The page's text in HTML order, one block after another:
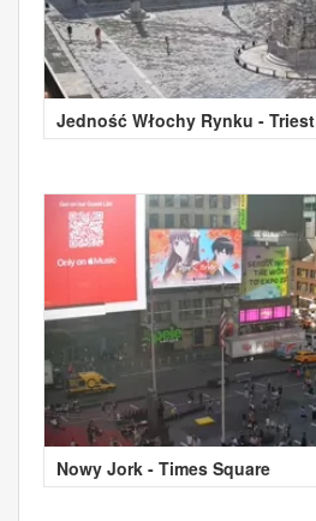
Jedność Włochy Rynku - Triest
Nowy Jork - Times Square